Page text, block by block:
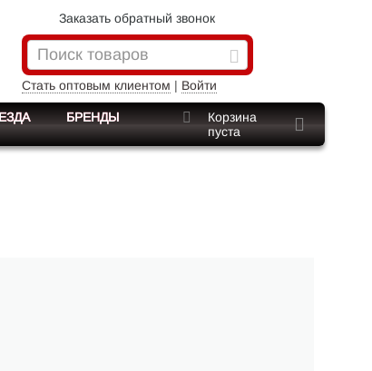
Заказать обратный звонок
Стать оптовым клиентом | Войти
БРЕНДЫ
Корзина
пуста